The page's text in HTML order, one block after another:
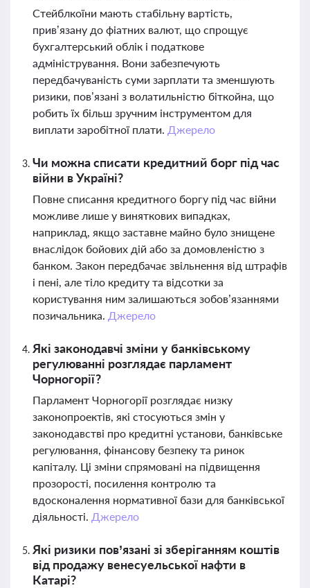
Стейблкоїни мають стабільну вартість,
прив’язану до фіатних валют, що спрощує
бухгалтерський облік і податкове
адміністрування. Вони забезпечують
передбачуваність суми зарплати та зменшують
ризики, пов’язані з волатильністю біткойна, що
робить їх більш зручним інструментом для
виплати заробітної плати. Джерело
Чи можна списати кредитний борг під час
війни в Україні?
Повне списання кредитного боргу під час війни
можливе лише у виняткових випадках,
наприклад, якщо заставне майно було знищене
внаслідок бойових дій або за домовленістю з
банком. Закон передбачає звільнення від штрафів
і пені, але тіло кредиту та відсотки за
користування ним залишаються зобов’язаннями
позичальника. Джерело
Які законодавчі зміни у банківському
регулюванні розглядає парламент
Чорногорії?
Парламент Чорногорії розглядає низку
законопроектів, які стосуються змін у
законодавстві про кредитні установи, банківське
регулювання, фінансову безпеку та ринок
капіталу. Ці зміни спрямовані на підвищення
прозорості, посилення контролю та
вдосконалення нормативної бази для банківської
діяльності. Джерело
Які ризики пов’язані зі зберіганням коштів
від продажу венесуельської нафти в
Катарі?